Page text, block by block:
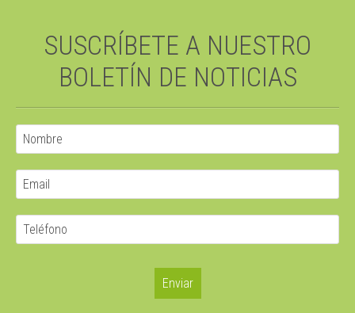
SUSCRÍBETE A NUESTRO
BOLETÍN DE NOTICIAS